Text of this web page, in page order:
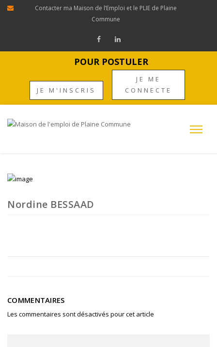
Contacter ma Maison de l’Emploi et le PLIE de Plaine
Commune
POUR POSTULER
JE M'INSCRIS
JE ME
CONNECTE
Nordine BESSAAD
COMMENTAIRES
Les commentaires sont désactivés pour cet article